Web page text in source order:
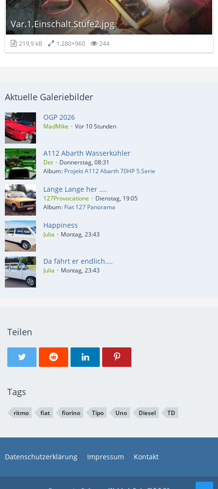
Var.1.Einschalt.Stufe2.jpg
219,9 kB 1.280×960 244
Aktuelle Galeriebilder
OGP 2026
MadMike Vor 10 Stunden
A112 Abarth Wasserkühler
Det
Donnerstag, 08:31
Album Projekt A112 Abarth 70HP 5.Serie
Lange Lange her ....
127Provocatione
Dienstag, 19:05
Album Fiat 127 Panorama
Happiness
Julia Montag, 23:43
Da fährt er endlich....
Julia Montag, 23:43
Teilen
Tags
ritmo fiat fiorino Tipo Uno Diesel TD
Datenschutzerklärung Impressum Kontakt